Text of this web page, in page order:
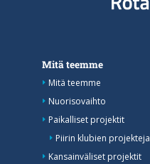
Mitä teemme
Mitä teemme
Nuorisovaihto
Paikalliset projektit
Piirin klubien projekteja
Kansainväliset projektit